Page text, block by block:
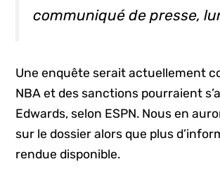
communiqué de presse,
Une enquête serait actuellement
NBA et des sanctions pourraient
Edwards, selon ESPN. Nous en
sur le dossier alors que plus
rendue disponible.